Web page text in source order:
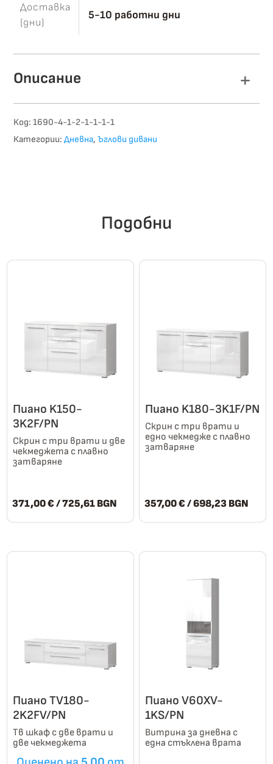
Доставка
(дни)
5-10 работни дни
Описание
Код:1690-4-1-2-1-1-1-1
Категории:Дневна,Ъглови дивани
Подобни
Пиано K150-
3K2F/PN
Скрин с три врати и две
чекмеджета с плавно
затваряне
371,00€ / 725,61 BGN
may
the
product
page
Пиано K180-3K1F/PN
Скрин с три врати и
едно чекмедже с плавно
затваряне
357,00€ / 698,23 BGN
the
product
page
Пиано TV180-
2K2FV/PN
Тв шкаф с две врати и
две чекмеджета
Пиано V60XV-
1KS/PN
Витрина за дневна с
една стъклена врата